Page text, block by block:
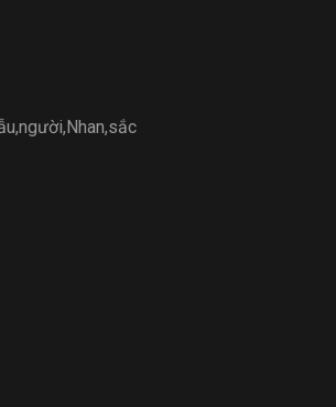
,người,Nhan,sắc